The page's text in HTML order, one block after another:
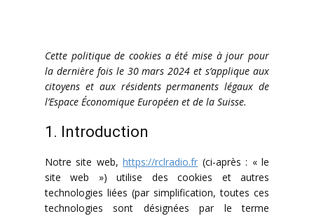
Cette politique de cookies a été mise à jour pour
la dernière fois le 30 mars 2024 et s’applique aux
citoyens et aux résidents permanents légaux de
l’Espace Économique Européen et de la Suisse.
1. Introduction
Notre site web,https://rclradio.fr (ci-après : « le
site web ») utilise des cookies et autres
technologies liées (par simplification, toutes ces
technologies sont désignées par le terme